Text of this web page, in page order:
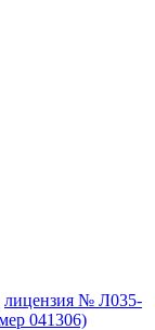
лицензия № Л035-
041306)